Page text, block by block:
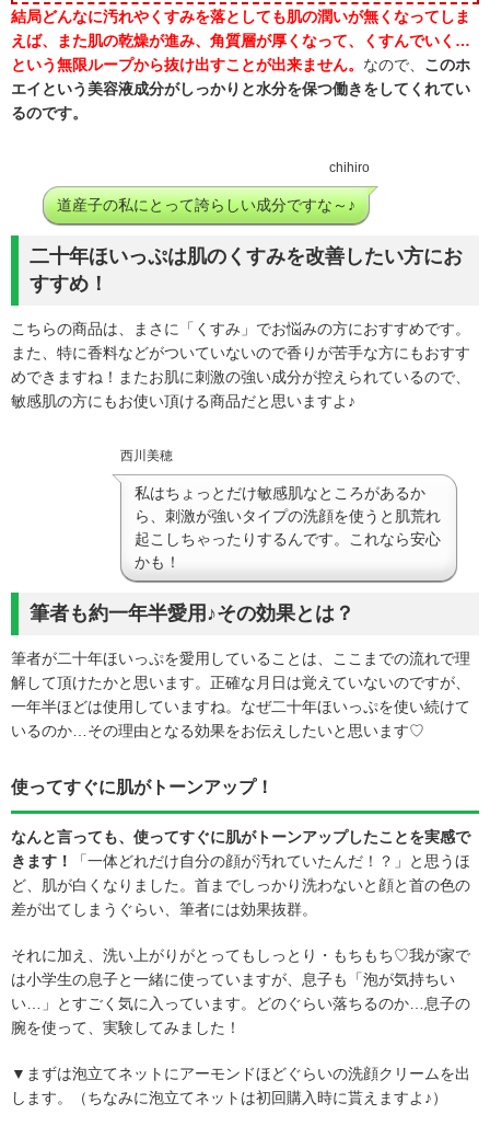
結局どんなに汚れやくすみを落としても肌の潤いが無くなってしま
えば、また肌の乾燥が進み、角質層が厚くなって、くすんでいく…
という無限ループから抜け出すことが出来ません。 なので、 このホ
エイという美容液成分がしっかりと水分を保つ働きをしてくれてい
るのです。
chihiro
道産子の私にとって誇らしい成分ですな～♪
二十年ほいっぷは肌のくすみを改善したい方にお
すすめ！
こちらの商品は、まさに「くすみ」でお悩みの方におすすめです。
また、特に香料などがついていないので香りが苦手な方にもおすす
めできますね！またお肌に刺激の強い成分が控えられているので、
敏感肌の方にもお使い頂ける商品だと思いますよ♪
西川美穂
私はちょっとだけ敏感肌なところがあるか
ら、刺激が強いタイプの洗顔を使うと肌荒れ
起こしちゃったりするんです。これなら安心
かも！
筆者も約一年半愛用♪その効果とは？
筆者が二十年ほいっぷを愛用していることは、ここまでの流れで理
解して頂けたかと思います。正確な月日は覚えていないのですが、
一年半ほどは使用していますね。なぜ二十年ほいっぷを使い続けて
いるのか…その理由となる効果をお伝えしたいと思います♡
使ってすぐに肌がトーンアップ！
なんと言っても、使ってすぐに肌がトーンアップしたことを実感で
きます！
「一体どれだけ自分の顔が汚れていたんだ！？」と思うほ
ど、肌が白くなりました。首までしっかり洗わないと顔と首の色の
差が出てしまうぐらい、筆者には効果抜群。
それに加え、洗い上がりがとってもしっとり・もちもち♡我が家で
は小学生の息子と一緒に使っていますが、息子も「泡が気持ちい
い…」とすごく気に入っています。どのぐらい落ちるのか…息子の
腕を使って、実験してみました！
▼まずは泡立てネットにアーモンドほどぐらいの洗顔クリームを出
します。（ちなみに泡立てネットは初回購入時に貰えますよ♪）